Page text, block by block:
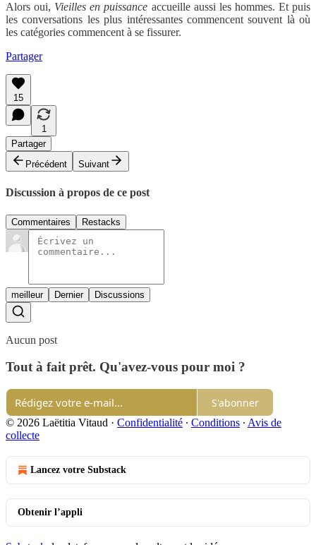
Alors oui, Vieilles en puissance accueille aussi les hommes. Et puis
les conversations les plus intéressantes commencent souvent là où
les catégories commencent à se fissurer.
Partager
15
1
Partager
Précédent
Suivant
Discussion à propos de ce post
Commentaires Restacks
meilleur Dernier Discussions
Aucun post
Tout à fait prêt. Qu'avez-vous pour moi ?
S'abonner
© 2026 Laëtitia Vitaud · Confidentialité ∙ Conditions ∙ Avis de
collecte
Lancez votre Substack
Obtenir l’appli